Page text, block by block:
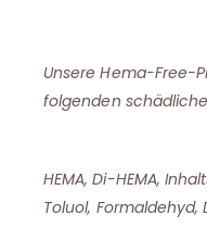
Unsere Hema-Free-
folgenden
HEMA, Di-HEMA,
Toluol, Formaldehyd,